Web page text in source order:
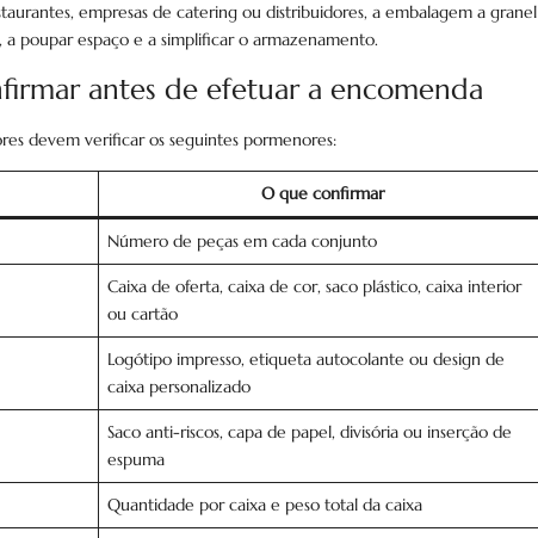
empresas de catering ou distribuidores, a embalagem a granel
poupar espaço e a simplificar o armazenamento.
antes de efetuar a encomenda
devem verificar os seguintes pormenores:
O que confirmar
Número de peças em cada conjunto
Caixa de oferta, caixa de cor, saco plástico, caixa interior
ou cartão
Logótipo impresso, etiqueta autocolante ou design de
caixa personalizado
Saco anti-riscos, capa de papel, divisória ou inserção de
espuma
Quantidade por caixa e peso total da caixa